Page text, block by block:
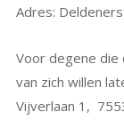
Adres:
Voor degene die
van zich willen
Vijverlaan 1,